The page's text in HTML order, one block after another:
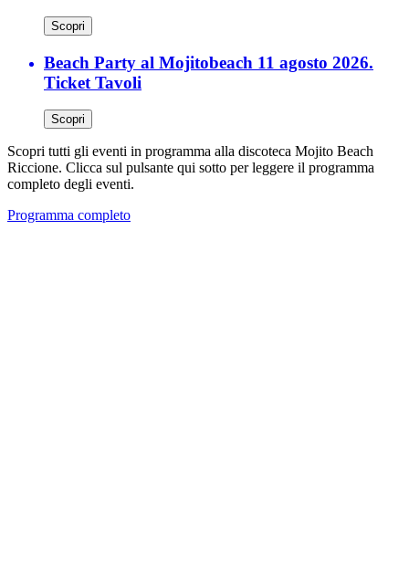
Scopri
Beach Party al Mojitobeach 11 agosto 2026.
Ticket Tavoli
Scopri
Scopri tutti gli eventi in programma alla discoteca Mojito Beach
Riccione. Clicca sul pulsante qui sotto per leggere il programma
completo degli eventi.
Programma completo